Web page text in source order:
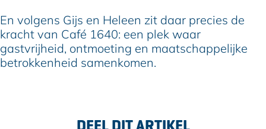
En volgens Gijs en Heleen zit daar precies de
kracht van Café 1640: een plek waar
gastvrijheid, ontmoeting en maatschappelijke
betrokkenheid samenkomen.